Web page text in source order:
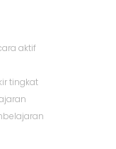
aktif
tingkat